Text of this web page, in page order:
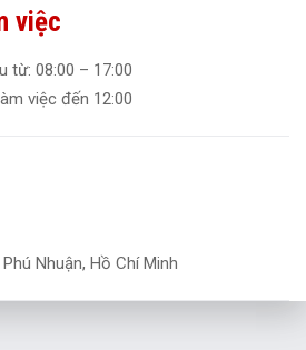
việc
từ: 08:00 – 17:00
việc đến 12:00
Nhuận, Hồ Chí Minh